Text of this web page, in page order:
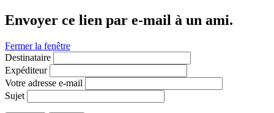
Envoyer ce lien par e-mail à un ami.
Fermer la fenêtre
Destinataire
Expéditeur
Votre adresse e-mail
Sujet